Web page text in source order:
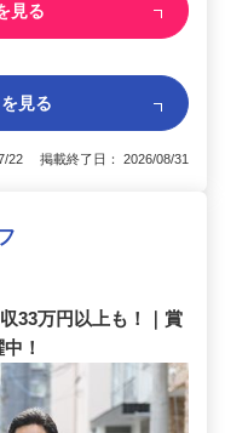
見る
見る
22 掲載終了日： 2026/08/31
33万円以上も！｜賞
！